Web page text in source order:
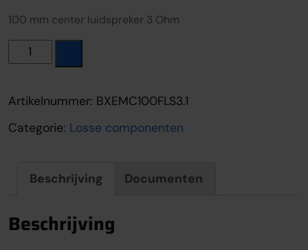
100 mm center luidspreker 3 Ohm
Boxmore EMC100FL S3.1 aantal
Artikelnummer: BXEMC100FLS3.1
Categorie: Losse componenten
Beschrijving Documenten
Beschrijving